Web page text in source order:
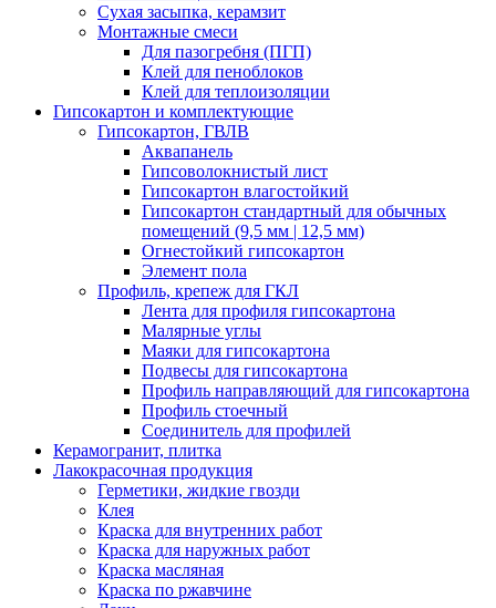
Сухая засыпка, керамзит
Монтажные смеси
Для пазогребня (ПГП)
Клей для пеноблоков
Клей для теплоизоляции
Гипсокартон и комплектующие
Гипсокартон, ГВЛВ
Аквапанель
Гипсоволокнистый лист
Гипсокартон влагостойкий
Гипсокартон стандартный для обычных
помещений (9,5 мм | 12,5 мм)
Огнестойкий гипсокартон
Элемент пола
Профиль, крепеж для ГКЛ
Лента для профиля гипсокартона
Малярные углы
Маяки для гипсокартона
Подвесы для гипсокартона
Профиль направляющий для гипсокартона
Профиль стоечный
Соединитель для профилей
Керамогранит, плитка
Лакокрасочная продукция
Герметики, жидкие гвозди
Клея
Краска для внутренних работ
Краска для наружных работ
Краска масляная
Краска по ржавчине